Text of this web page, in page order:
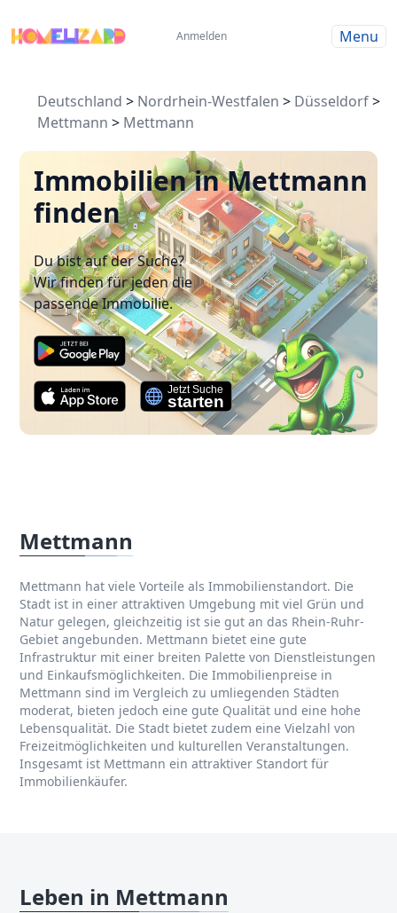
Anmelden Menu
Deutschland > Nordrhein-Westfalen > Düsseldorf>
Mettmann > Mettmann
Immobilien in Mettmann
finden
Du bist auf der Suche?
Wir finden für jeden die
passende Immobilie.
Mettmann
Mettmann hat viele Vorteile als Immobilienstandort. Die
Stadt ist in einer attraktiven Umgebung mit viel Grün und
Natur gelegen, gleichzeitig ist sie gut an das Rhein-Ruhr-
Gebiet angebunden. Mettmann bietet eine gute
Infrastruktur mit einer breiten Palette von Dienstleistungen
und Einkaufsmöglichkeiten. Die Immobilienpreise in
Mettmann sind im Vergleich zu umliegenden Städten
moderat, bieten jedoch eine gute Qualität und eine hohe
Lebensqualität. Die Stadt bietet zudem eine Vielzahl von
Freizeitmöglichkeiten und kulturellen Veranstaltungen.
Insgesamt ist Mettmann ein attraktiver Standort für
Immobilienkäufer.
Leben in Mettmann